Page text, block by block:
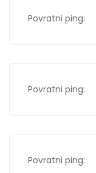
Povratni ping:
Povratni ping:
Povratni ping: